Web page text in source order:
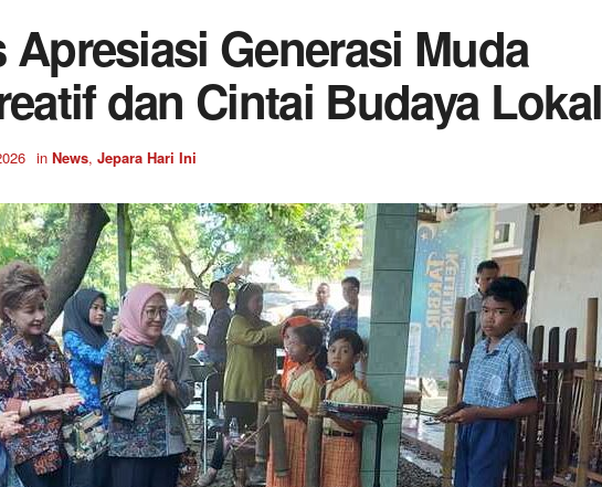
Apresiasi Generasi Muda
dan Cintai Budaya Lokal
in News, Jepara Hari Ini